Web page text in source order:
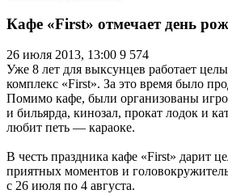
Кафе «First» отмечает день
26 июля 2013, 13:00 9 574
Уже 8 лет для выксунцев работает
комплекс «First». За это время было
Помимо кафе, были организованы
и бильярда, кинозал, прокат лодок и
любит петь — караоке.
В честь праздника кафе «First» дарит
приятных моментов и
с 26 июля по 4 августа.